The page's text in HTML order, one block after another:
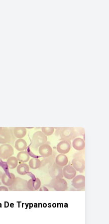
Trypanosoma